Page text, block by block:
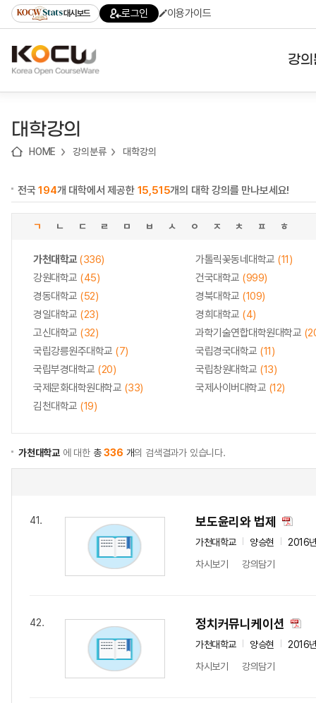
기
기
기
content)
가
대시보드 로그인 이용가이드
강
대학강의
HOME 강의분류 대학강의
전국194개 대학에서 제공한 15,515개의 대학 강의를 만나보세요!
ㄱ ㄴ ㄷ ㄹ ㅁ ㅂ ㅅ ㅇ ㅈ ㅊ ㅍ ㅎ
가천대학교(336) 가톨릭꽃동네대학교 (11)
강원대학교 (45) 건국대학교 (999)
경동대학교 (52) 경북대학교 (109)
경일대학교 (23) 경희대학교 (4)
고신대학교 (32) 과학기술연합대학원대학교
국립강릉원주대학교 (7) 국립경국대학교 (11)
국립부경대학교 (20) 국립창원대학교 (13)
국제문화대학원대학교 (33) 국제사이버대학교 (12)
김천대학교 (19)
가천대학교 에 대한 총336 개의 검색결과가 있습니다.
41. 보도윤리와 법제
가천대학교 양승현
2016
차시보기
강의담기
42. 정치커뮤니케이션
가천대학교 양승현
2016
차시보기
강의담기